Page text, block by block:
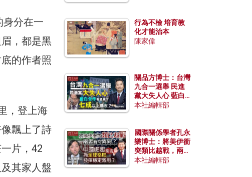
身分在一
，都是黑
的作者照
，登上海
飄上了詩
片，42
其家人盤
行為不檢 培育教
化才能治本
陳家偉
關品方博士：台灣
九合一選舉 民進
黨大失人心 藍白
合作有望拿下七成
本社編輯部
國際關係學者孔永
樂博士：將美伊衝
突類比越戰，兩者
有何異同？中國崛
本社編輯部